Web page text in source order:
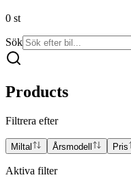
0 st
Sök
Products
Filtrera efter
Miltal Årsmodell Pris
Aktiva filter